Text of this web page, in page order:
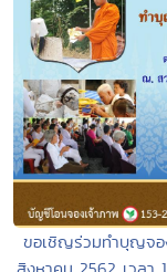
ขอเชิญร่วมทำบุญจอ